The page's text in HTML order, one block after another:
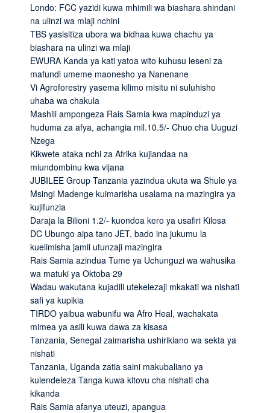
Londo: FCC yazidi kuwa mhimili wa biashara shindani
na ulinzi wa mlaji nchini
TBS yasisitiza ubora wa bidhaa kuwa chachu ya
biashara na ulinzi wa mlaji
EWURA Kanda ya kati yatoa wito kuhusu leseni za
mafundi umeme maonesho ya Nanenane
Vi Agroforestry yasema kilimo misitu ni suluhisho
uhaba wa chakula
Mashili ampongeza Rais Samia kwa mapinduzi ya
huduma za afya, achangia mil.10.5/- Chuo cha Uuguzi
Nzega
Kikwete ataka nchi za Afrika kujiandaa na
miundombinu kwa vijana
JUBILEE Group Tanzania yazindua ukuta wa Shule ya
Msingi Madenge kuimarisha usalama na mazingira ya
kujifunzia
Daraja la Bilioni 1.2/- kuondoa kero ya usafiri Kilosa
DC Ubungo aipa tano JET, bado ina jukumu la
kuelimisha jamii utunzaji mazingira
Rais Samia azindua Tume ya Uchunguzi wa wahusika
wa matuki ya Oktoba 29
Wadau wakutana kujadili utekelezaji mkakati wa nishati
safi ya kupikia
TIRDO yaibua wabunifu wa Afro Heal, wachakata
mimea ya asili kuwa dawa za kisasa
Tanzania, Senegal zaimarisha ushirikiano wa sekta ya
nishati
Tanzania, Uganda zatia saini makubaliano ya
kuiendeleza Tanga kuwa kitovu cha nishati cha
kikanda
Rais Samia afanya uteuzi, apangua